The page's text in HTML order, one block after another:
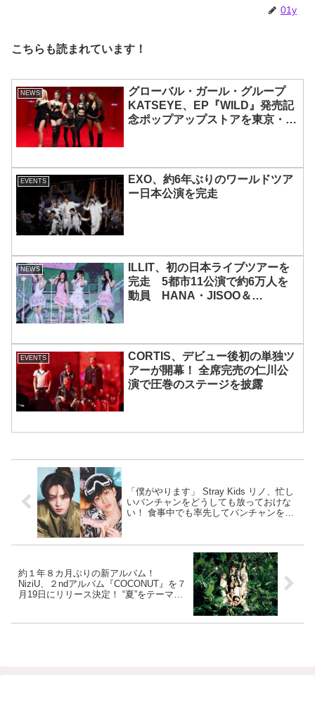
01y
こちらも読まれています！
NEWS
グローバル・ガール・グループ
KATSEYE、EP『WILD』発売記
念ポップアップストアを東京・原
EVENTS
EXO、約6年ぶりのワールドツア
ー日本公演を完走
NEWS
ILLIT、初の日本ライブツアーを
完走 5都市11公演で約6万人を
動員 HANA・JISOO＆
EVENTS
CORTIS、デビュー後初の単独ツ
アーが開幕！ 全席完売の仁川公
演で圧巻のステージを披露
「僕がやります」 Stray Kids リノ、忙し
いバンチャンをどうしても放っておけな
い！ 食事中でも率先してバンチャンをサ
約１年８カ月ぶりの新アルバム！
NiziU、２ndアルバム『COCONUT』を７
月19日にリリース決定！ “夏”をテーマと
離せない